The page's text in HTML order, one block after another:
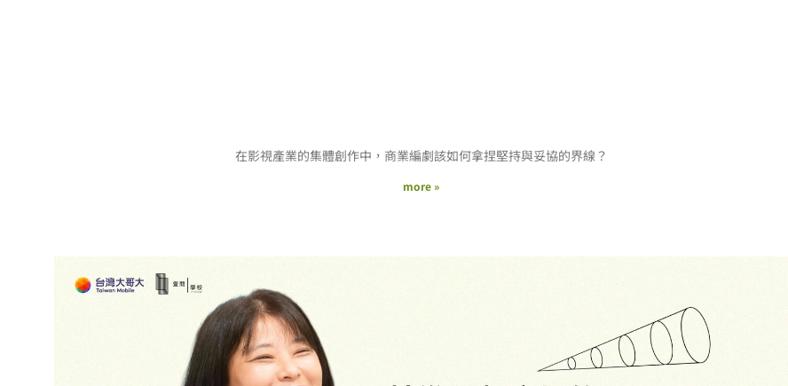
在影視產業的集體創作中，商業編劇該如何拿捏堅持與妥協的界線？
more »